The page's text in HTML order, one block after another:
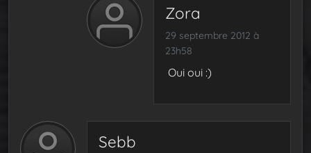
Zora
29 septembre 2012 à
23h58
Oui oui :)
Sebb